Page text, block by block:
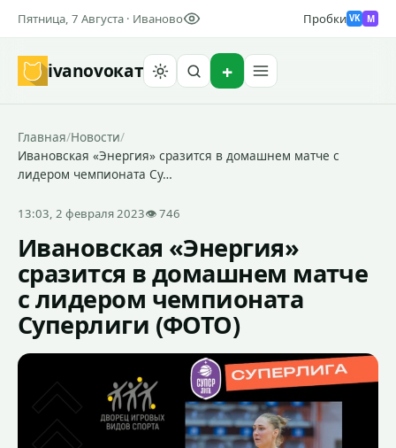
Пятница, 7 Августа · Иваново Пробки VK M
ivanovoкат
Главная/Новости/
Ивановская «Энергия» сразится в домашнем матче с
лидером чемпионата Су…
13:03, 2 февраля 2023👁 746
Ивановская «Энергия»
сразится в домашнем матче
с лидером чемпионата
Суперлиги (ФОТО)